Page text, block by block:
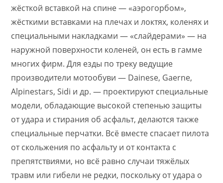
жёсткой вставкой на спине — «аэрогорбом»,
жёсткими вставками на плечах и локтях, коленях и
специальными накладками — «слайдерами» — на
наружной поверхности коленей, он есть в гамме
многих фирм. Для езды по треку ведущие
производители мотообуви — Dainese, Gaerne,
Alpinestars, Sidi и др. — проектируют специальные
модели, обладающие высокой степенью защиты
от удара и стирания об асфальт, делаются также
специальные перчатки. Всё вместе спасает пилота
от скольжения по асфальту и от контакта с
препятствиями, но всё равно случаи тяжёлых
травм или гибели не редки, поскольку от удара о